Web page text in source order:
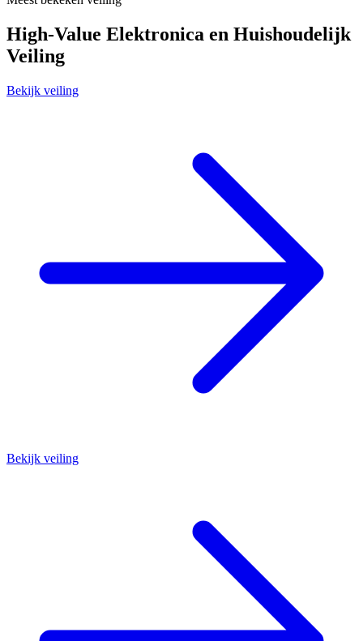
High-Value Elektronica en Huishoudelijk
Veiling
Bekijk veiling
Bekijk veiling